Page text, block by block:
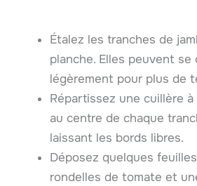
Étalez les tranches de
planche. Elles peuvent se
légèrement pour plus de
Répartissez une cuillère
au centre de chaque
laissant les bords libres.
Déposez quelques
rondelles de tomate et